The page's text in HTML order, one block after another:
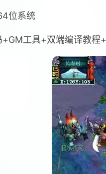
位系统
工具+双端编译教程